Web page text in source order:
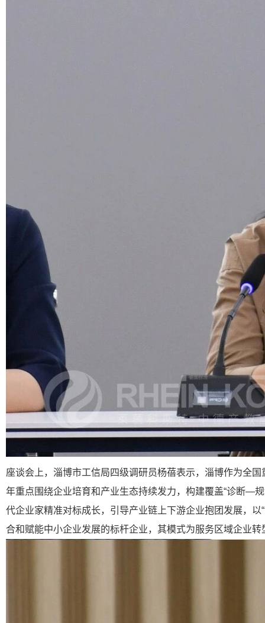
座谈会上，淄博市工信局四级调研员杨蓓表示，淄博作为全
年重点围绕企业培育和产业生态持续发力，构建覆盖“诊断—
代企业家精准对标成长，引导产业链上下游企业抱团发展，
合和赋能中小企业发展的标杆企业，其模式为服务区域企业